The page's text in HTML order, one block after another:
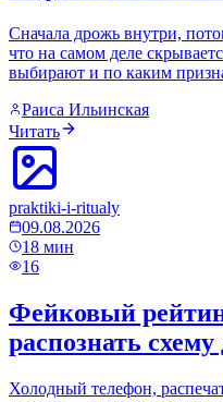
Сначала дрожь внутри,
что на самом деле
выбирают и по каким
Раиса Ильинская
Читать
praktiki-i-ritualy
09.08.2026
18 мин
16
Фейковый
распознать
Холодный телефон,